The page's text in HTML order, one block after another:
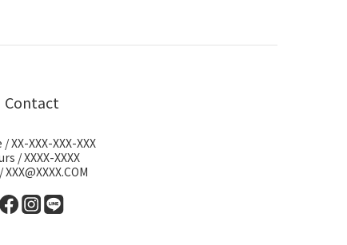
Contact
XX-XXX-XXX-XXX
/ XXXX-XXXX